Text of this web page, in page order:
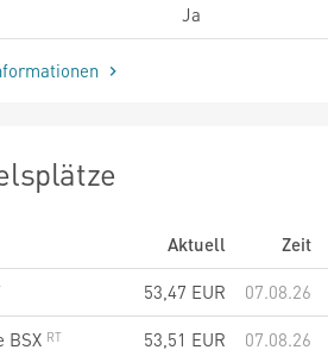
Ja
Aktuell
Zeit
53,47 EUR
07.08.26
BSX
53,51 EUR
07.08.26